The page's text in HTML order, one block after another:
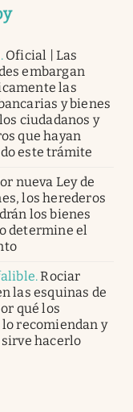
. Oficial | Las
embargan
las
y bienes
ciudadanos y
que hayan
este trámite
nueva Ley de
los herederos
los bienes
determine el
.Rociar
las esquinas de
qué los
recomiendan y
hacerlo